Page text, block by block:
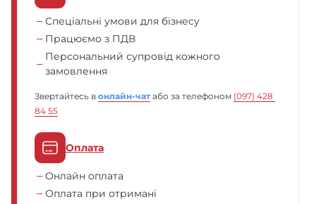
Спеціальні умови для бізнесу
Працюємо з ПДВ
Персональний супровід кожного
замовлення
Звертайтесь в онлайн-чат або за телефоном (097) 428
84 55
Оплата
Онлайн оплата
Оплата при отримані